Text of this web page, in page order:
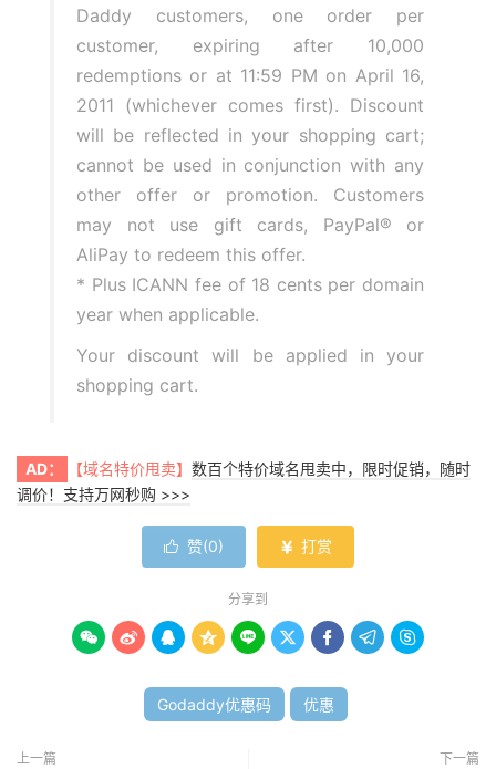
Daddy customers, one order per
customer, expiring after 10,000
redemptions or at 11:59 PM on April 16,
2011 (whichever comes first). Discount
will be reflected in your shopping cart;
cannot be used in conjunction with any
other offer or promotion. Customers
may not use gift cards, PayPal® or
AliPay to redeem this offer.
* Plus ICANN fee of 18 cents per domain
year when applicable.
Your discount will be applied in your
shopping cart.
AD： 【域名特价甩卖】 数百个特价域名甩卖中，限时促销，随时
调价！支持万网秒购 >>>
 赞(0)  打赏
分享到
        
Godaddy优惠码 优惠
上一篇 下一篇